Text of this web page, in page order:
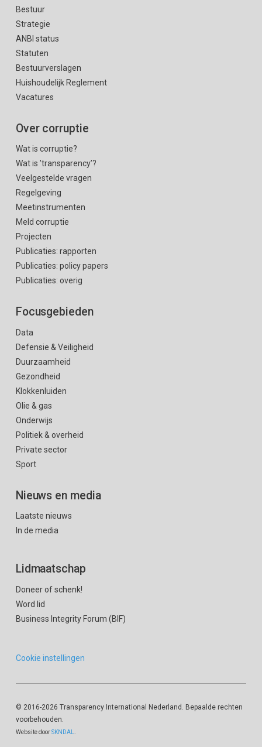
Bestuur
Strategie
ANBI status
Statuten
Bestuurverslagen
Huishoudelijk Reglement
Vacatures
Over corruptie
Wat is corruptie?
Wat is ’transparency’?
Veelgestelde vragen
Regelgeving
Meetinstrumenten
Meld corruptie
Projecten
Publicaties: rapporten
Publicaties: policy papers
Publicaties: overig
Focusgebieden
Data
Defensie & Veiligheid
Duurzaamheid
Gezondheid
Klokkenluiden
Olie & gas
Onderwijs
Politiek & overheid
Private sector
Sport
Nieuws en media
Laatste nieuws
In de media
Lidmaatschap
Doneer of schenk!
Word lid
Business Integrity Forum (BIF)
Cookie instellingen
© 2016-2026 Transparency International Nederland. Bepaalde rechten
voorbehouden.
Website doorSKNDAL